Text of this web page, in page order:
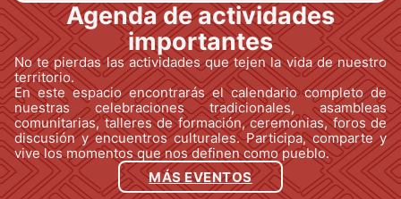
Agenda de actividades
importantes
No te pierdas las actividades que tejen la vida de nuestro
territorio.
En este espacio encontrarás el calendario completo de
nuestras celebraciones tradicionales, asambleas
comunitarias, talleres de formación, ceremonias, foros de
discusión y encuentros culturales. Participa, comparte y
vive los momentos que nos definen como pueblo.
MÁS EVENTOS